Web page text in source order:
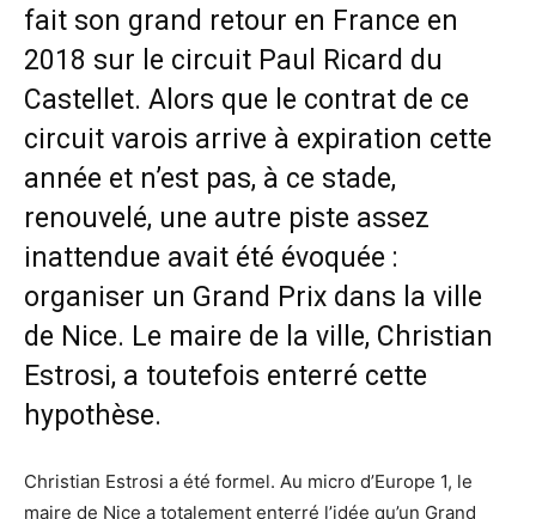
fait son grand retour en France en
2018 sur le circuit Paul Ricard du
Castellet. Alors que le contrat de ce
circuit varois arrive à expiration cette
année et n’est pas, à ce stade,
renouvelé, une autre piste assez
inattendue avait été évoquée :
organiser un Grand Prix dans la ville
de Nice. Le maire de la ville, Christian
Estrosi, a toutefois enterré cette
hypothèse.
Christian Estrosi a été formel. Au micro d’Europe 1, le
maire de Nice a totalement enterré l’idée qu’un Grand